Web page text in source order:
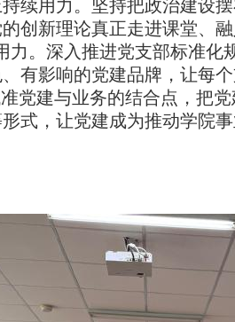
续用力。坚持把政治建设
创新理论真正走进课堂、
。深入推进党支部标准
有影响的党建品牌，让每
党建与业务的结合点，把
式，让党建成为推动学院事